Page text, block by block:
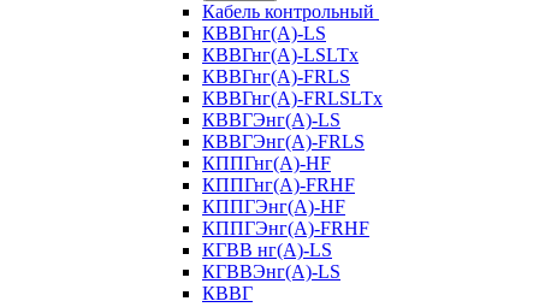
Кабель контрольный
КВВГнг(А)-LS
КВВГнг(А)-LSLTx
КВВГнг(А)-FRLS
КВВГнг(А)-FRLSLTx
КВВГЭнг(А)-LS
КВВГЭнг(А)-FRLS
КППГнг(А)-HF
КППГнг(А)-FRHF
КППГЭнг(А)-HF
КППГЭнг(А)-FRHF
КГВВ нг(А)-LS
КГВВЭнг(А)-LS
КВВГ